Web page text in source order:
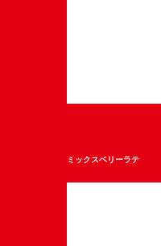
ミックスベリーラテ